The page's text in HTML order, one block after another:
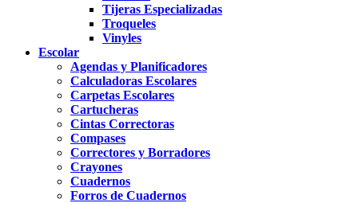
Tijeras Especializadas
Troqueles
Vinyles
Escolar
Agendas y Planificadores
Calculadoras Escolares
Carpetas Escolares
Cartucheras
Cintas Correctoras
Compases
Correctores y Borradores
Crayones
Cuadernos
Forros de Cuadernos